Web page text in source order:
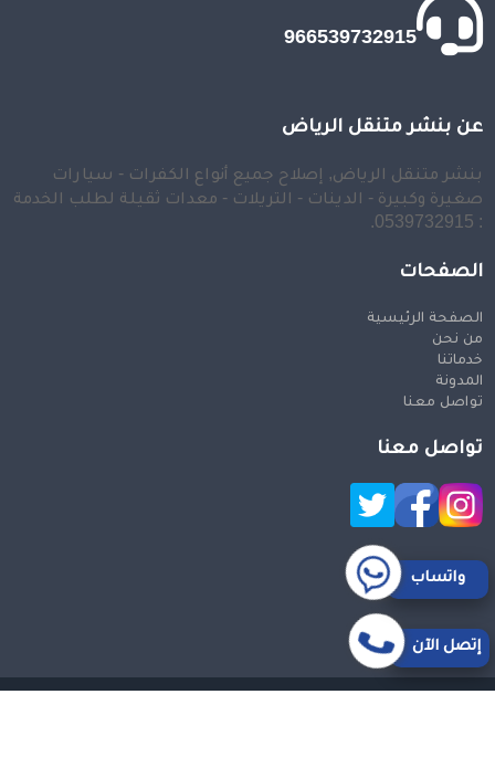
966539732915
عن بنشر متنقل الرياض
بنشر متنقل الرياض, إصلاح جميع أنواع الكفرات - سيارات
صغيرة وكبيرة - الدينات - التريلات - معدات ثقيلة لطلب الخدمة
: 0539732915.
الصفحات
الصفحة الرئيسية
من نحن
خدماتنا
المدونة
تواصل معنا
تواصل معنا
إتصل الآن
واتساب